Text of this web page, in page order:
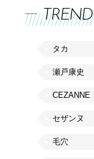
タカ
瀬戸康史
CEZANNE
セザンヌ
毛穴